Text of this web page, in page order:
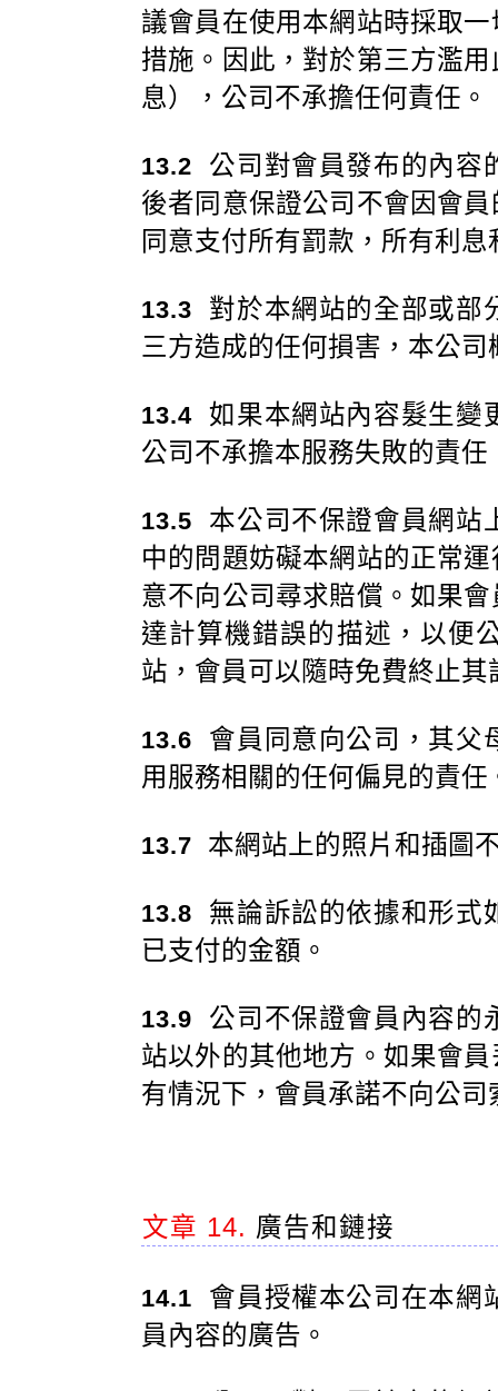
議會員在使用本網站時採取
措施。因此，對於第三方濫
息），公司不承擔任何責任。
13.2 公司對會員發布的內容
後者同意保證公司不會因會
同意支付所有罰款，所有利
13.3 對於本網站的全部或部
三方造成的任何損害，本公司
13.4 如果本網站內容髮生變
公司不承擔本服務失敗的責
13.5 本公司不保證會員網站
中的問題妨礙本網站的正常
意不向公司尋求賠償。如果
達計算機錯誤的描述，以便
站，會員可以隨時免費終止其
13.6 會員同意向公司，其父
用服務相關的任何偏見的責任
13.7 本網站上的照片和插圖
13.8 無論訴訟的依據和形式
已支付的金額。
13.9 公司不保證會員內容的
站以外的其他地方。如果會
有情況下，會員承諾不向公司
文章 14. 廣告和鏈接
14.1 會員授權本公司在本網
員內容的廣告。